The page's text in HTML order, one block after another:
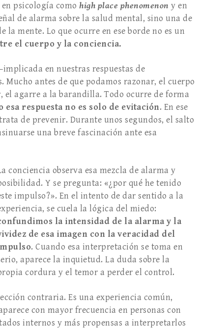
en psicología comohigh place phenomenon y en
de alarma sobre la salud mental, sino una de
mente. Lo que ocurre en ese borde no es un
el cuerpo y la conciencia.
en nuestras respuestas de
antes de que podamos razonar, el cuerpo
el agarre a la barandilla. Todo ocurre de forma
esa respuesta no es solo de evitación. En ese
de prevenir. Durante unos segundos, el salto
una breve fascinación ante esa
conciencia observa esa mezcla de alarma y
Y se pregunta: «¿por qué he tenido
impulso?». En el intento de dar sentido a la
se cuela la lógica del miedo:
la intensidad de la alarma y la
de esa imagen con la veracidad del
. Cuando esa interpretación se toma en
aparece la inquietud. La duda sobre la
cordura y el temor a perder el control.
contraria. Es una experiencia común,
con mayor frecuencia en personas con
internos y más propensas a interpretarlos